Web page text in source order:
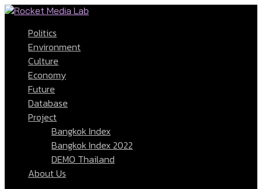
Politics
Environment
Culture
Economy
Future
Database
Project
Bangkok Index
Bangkok Index 2022
DEMO Thailand
About Us